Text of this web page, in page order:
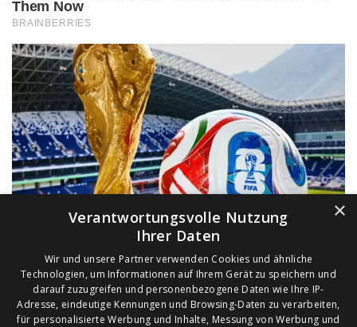
×
Verantwortungsvolle Nutzung
Ihrer Daten
Wir und unsere Partner verwenden Cookies und ähnliche
Technologien, um Informationen auf Ihrem Gerät zu speichern und
darauf zuzugreifen und personenbezogene Daten wie Ihre IP-
Adresse, eindeutige Kennungen und Browsing-Daten zu verarbeiten,
für personalisierte Werbung und Inhalte, Messung von Werbung und